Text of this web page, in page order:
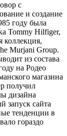
с
и создание
году была
Tommy Hilfiger,
коллекция,
Murjani Group.
из состава
на Родео
магазина
получил
дизайна
запуск сайта
тенденции в
гораздо